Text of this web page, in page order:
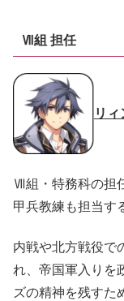
Ⅶ組 担任
リ
Ⅶ組・特務科の担
甲兵教練も担当す
内戦や北方戦役で
れ、帝国軍入りを
ズの精神を残すた